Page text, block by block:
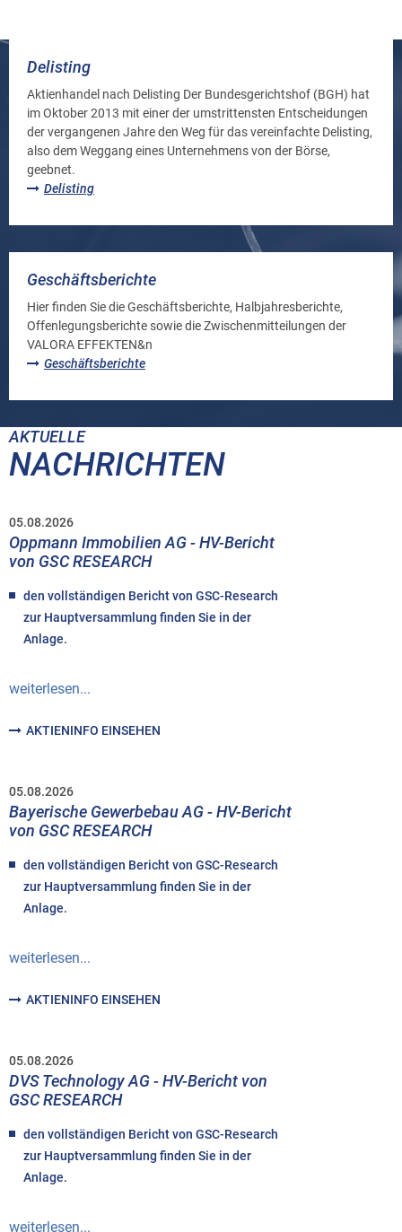
Delisting
Aktienhandel nach Delisting Der Bundesgerichtshof (BGH) hat
im Oktober 2013 mit einer der umstrittensten Entscheidungen
der vergangenen Jahre den Weg für das vereinfachte Delisting,
also dem Weggang eines Unternehmens von der Börse,
geebnet.
Delisting
Geschäftsberichte
Hier finden Sie die Geschäftsberichte, Halbjahresberichte,
Offenlegungsberichte sowie die Zwischenmitteilungen der
VALORA EFFEKTEN&n
Geschäftsberichte
AKTUELLE
NACHRICHTEN
05.08.2026
Oppmann Immobilien AG - HV-Bericht
von GSC RESEARCH
den vollständigen Bericht von GSC-Research
zur Hauptversammlung finden Sie in der
Anlage.
weiterlesen...
AKTIENINFO EINSEHEN
05.08.2026
Bayerische Gewerbebau AG - HV-Bericht
von GSC RESEARCH
den vollständigen Bericht von GSC-Research
zur Hauptversammlung finden Sie in der
Anlage.
weiterlesen...
AKTIENINFO EINSEHEN
05.08.2026
DVS Technology AG - HV-Bericht von
GSC RESEARCH
den vollständigen Bericht von GSC-Research
zur Hauptversammlung finden Sie in der
Anlage.
weiterlesen...